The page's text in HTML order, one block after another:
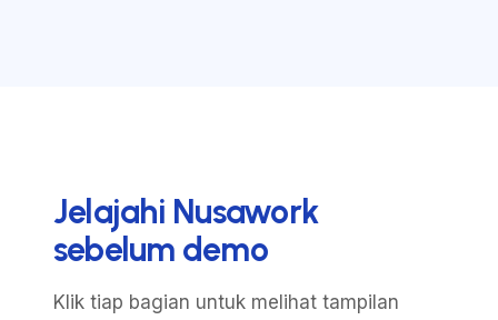
Jelajahi Nusawork
sebelum demo
Klik tiap bagian untuk melihat tampilan